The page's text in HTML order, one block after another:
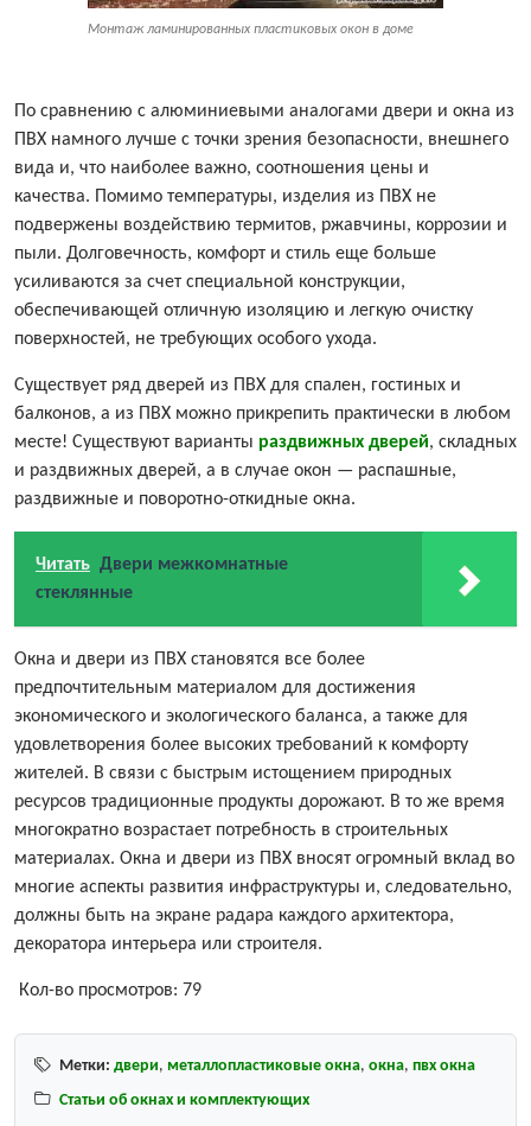
Монтаж ламинированных пластиковых окон в доме
По сравнению с алюминиевыми аналогами двери и окна из
ПВХ намного лучше с точки зрения безопасности, внешнего
вида и, что наиболее важно, соотношения цены и
качества. Помимо температуры, изделия из ПВХ не
подвержены воздействию термитов, ржавчины, коррозии и
пыли. Долговечность, комфорт и стиль еще больше
усиливаются за счет специальной конструкции,
обеспечивающей отличную изоляцию и легкую очистку
поверхностей, не требующих особого ухода.
Существует ряд дверей из ПВХ для спален, гостиных и
балконов, а из ПВХ можно прикрепить практически в любом
месте! Существуют варианты раздвижных дверей, складных
и раздвижных дверей, а в случае окон — распашные,
раздвижные и поворотно-откидные окна.
Читать Двери межкомнатные
стеклянные
Окна и двери из ПВХ становятся все более
предпочтительным материалом для достижения
экономического и экологического баланса, а также для
удовлетворения более высоких требований к комфорту
жителей. В связи с быстрым истощением природных
ресурсов традиционные продукты дорожают. В то же время
многократно возрастает потребность в строительных
материалах. Окна и двери из ПВХ вносят огромный вклад во
многие аспекты развития инфраструктуры и, следовательно,
должны быть на экране радара каждого архитектора,
декоратора интерьера или строителя.
Кол-во просмотров: 79
Метки: двери, металлопластиковые окна, окна, пвх окна
Статьи об окнах и комплектующих